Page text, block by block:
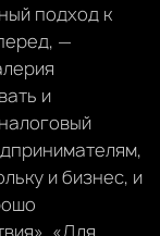
подход к
—
и
и бизнес, и
«Для